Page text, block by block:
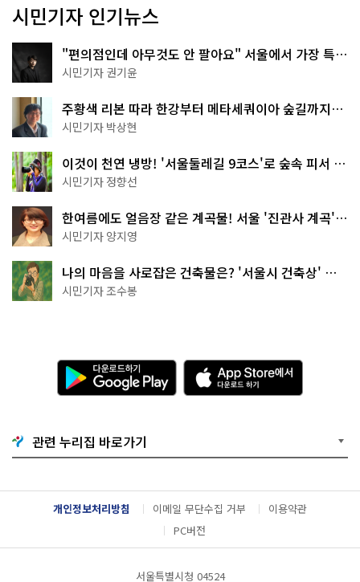
시민기자 인기뉴스
"편의점인데 아무것도 안 팔아요" 서울에서 가장 특별
한 편의점의 정체
시민기자 권기윤
주황색 리본 따라 한강부터 메타세쿼이아 숲길까지…
서울둘레길 15코스
시민기자 박상현
이것이 천연 냉방! '서울둘레길 9코스'로 숲속 피서 떠
나볼까
시민기자 정향선
한여름에도 얼음장 같은 계곡물! 서울 '진관사 계곡'이
천국이네~
시민기자 양지영
나의 마음을 사로잡은 건축물은? '서울시 건축상' 수
상작 공개!
시민기자 조수봉
다
운
로
기
G
o
g
l
e
l
A
p
p
e
서
다
운
드
관련 누리집 바로가기
개인정보처리방침 이메일 무단수집 거부
이용약관
PC버전
서울특별시청 04524